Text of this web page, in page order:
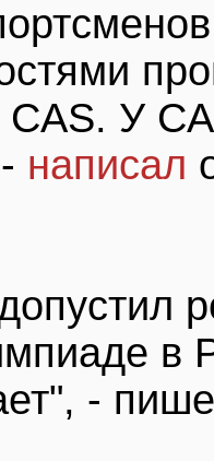
У
написал
в
-